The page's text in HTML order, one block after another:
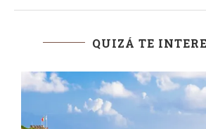
QUIZÁ TE